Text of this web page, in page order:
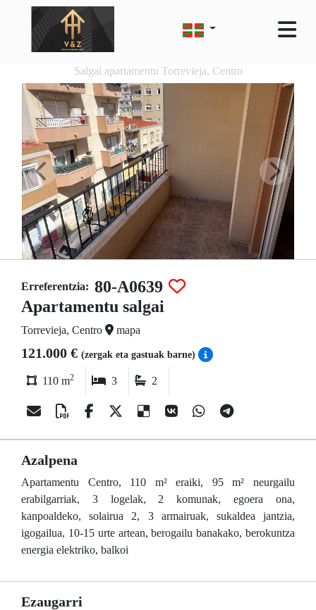
Salgai apartamentu Torrevieja, Centro
Erreferentzia: 80-A0639
Apartamentu salgai
Torrevieja, Centro mapa
121.000 € (zergak eta gastuak barne)
110 m2 3 2
Azalpena
Apartamentu Centro, 110 m² eraiki, 95 m² neurgailu
erabilgarriak, 3 logelak, 2 komunak, egoera ona,
kanpoaldeko, solairua 2, 3 armairuak, sukaldea jantzia,
igogailua, 10-15 urte artean, berogailu banakako, berokuntza
energia elektriko, balkoi
Ezaugarri